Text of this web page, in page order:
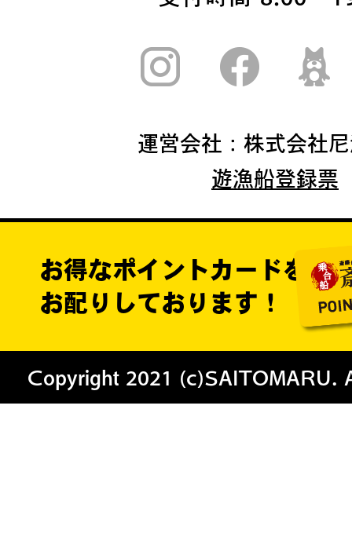
運営会社：株式会社
遊漁船登録票
お得なポイントカードを
お配りしております！
Copyright 2021 (c)SAITOMARU.